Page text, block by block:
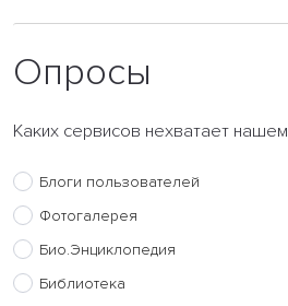
Опросы
Каких сервисов нехватает
Блоги пользователей
Фотогалерея
Био.Энциклопедия
Библиотека